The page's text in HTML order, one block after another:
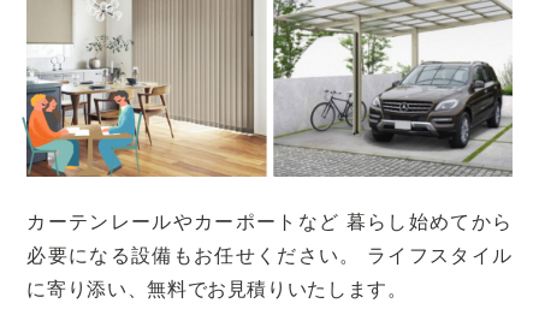
カーテンレールやカーポートなど 暮らし始めてから
必要になる設備もお任せください。
ライフスタイル
に寄り添い、無料でお見積りいたします。